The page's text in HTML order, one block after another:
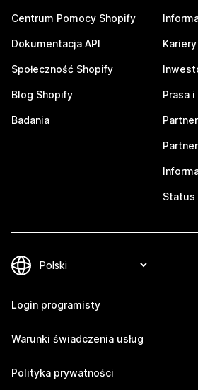
Centrum Pomocy Shopify
Dokumentacja API
Społeczność Shopify
Blog Shopify
Badania
Kariery
Prasa
Status
Login programisty
Warunki świadczenia usług
Polityka prywatności